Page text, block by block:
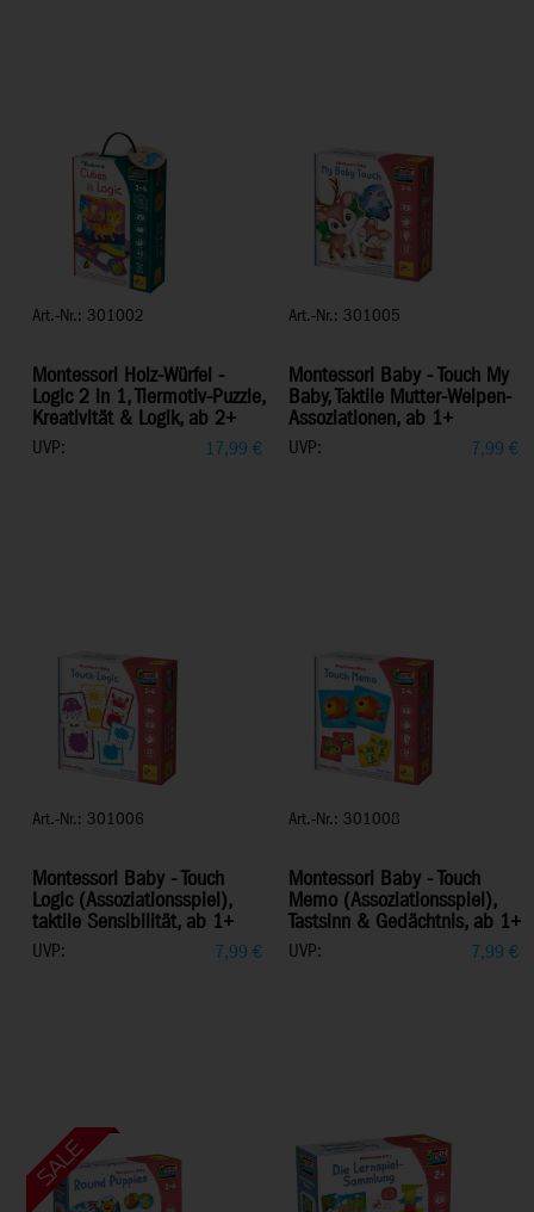
Art.-Nr.: 301002
Montessori Holz-Würfel -
Logic 2 in 1, Tiermotiv-Puzzle,
Kreativität & Logik, ab 2+
UVP: 17,99 €
Art.-Nr.: 301005
Montessori Baby - Touch My
Baby, Taktile Mutter-Welpen-
Assoziationen, ab 1+
UVP: 7,99 €
Art.-Nr.: 301006
Montessori Baby - Touch
Logic (Assoziationsspiel),
taktile Sensibilität, ab 1+
UVP: 7,99 €
Art.-Nr.: 301008
Montessori Baby - Touch
Memo (Assoziationsspiel),
Tastsinn & Gedächtnis, ab 1+
UVP: 7,99 €